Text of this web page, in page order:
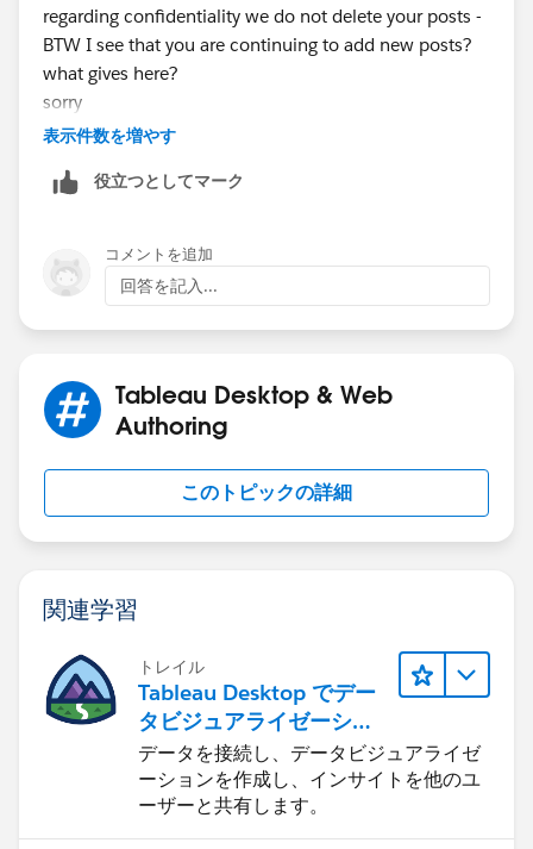
regarding confidentiality we do not delete your posts -
BTW I see that you are continuing to add new posts?
what gives here?
sorry
表示件数を増やす
役立つとしてマーク
コメントを追加
回答を記入...
Tableau Desktop & Web
Authoring
このトピックの詳細
関連学習
トレイル
Tableau Desktop でデー
タビジュアライゼーショ
ンをはじめる
データを接続し、データビジュアライゼ
ーションを作成し、インサイトを他のユ
ーザーと共有します。